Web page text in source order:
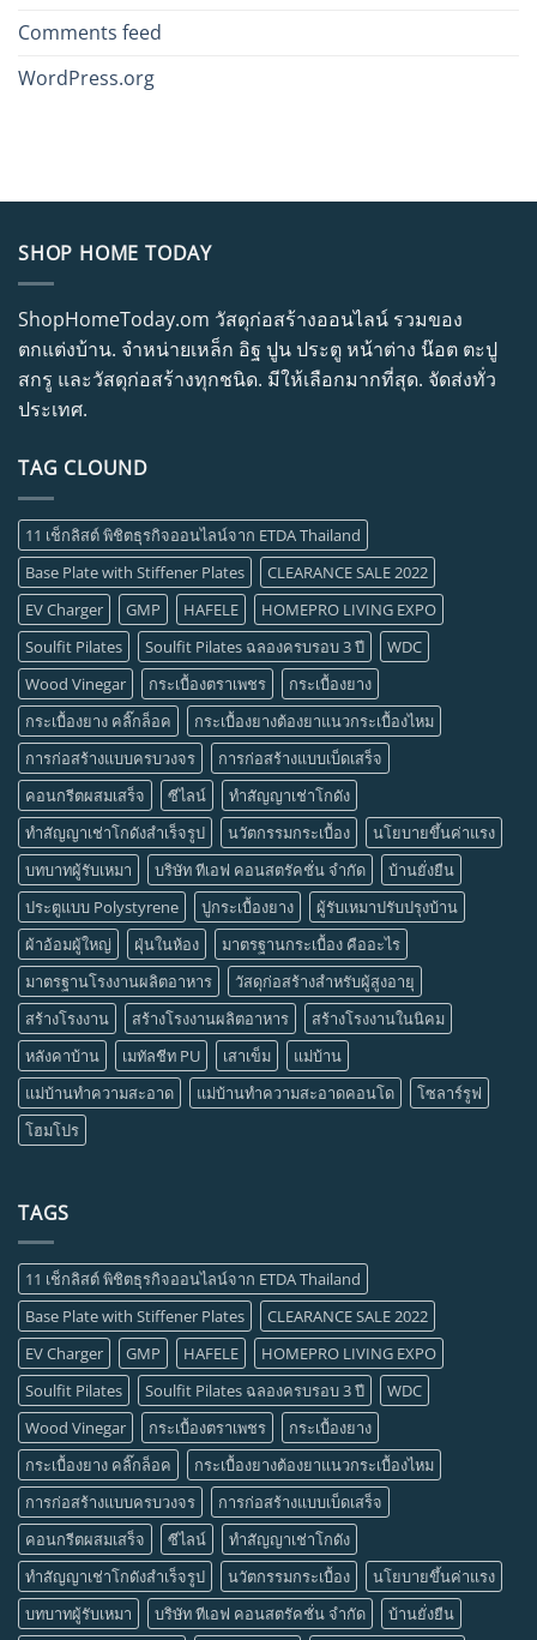
Comments feed
WordPress.org
SHOP HOME TODAY
ShopHomeToday.om วัสดุก่อสร้างออนไลน์ รวมของ
ตกแต่งบ้าน. จำหน่ายเหล็ก อิฐ ปูน ประตู หน้าต่าง น๊อต ตะปู
สกรู และวัสดุก่อสร้างทุกชนิด. มีให้เลือกมากที่สุด. จัดส่งทั่ว
ประเทศ.
TAG CLOUND
11 เช็กลิสต์ พิชิตธุรกิจออนไลน์จาก ETDA Thailand
Base Plate with Stiffener Plates
CLEARANCE SALE 2022
EV Charger
GMP HAFELE
HOMEPRO LIVING EXPO
Soulfit Pilates
Soulfit Pilates ฉลองครบรอบ 3 ปี
WDC
Wood Vinegar
กระเบื้องตราเพชร
กระเบื้องยาง
กระเบื้องยาง คลิ๊กล็อค
กระเบื้องยางต้องยาแนวกระเบื้องไหม
การก่อสร้างแบบครบวงจร
การก่อสร้างแบบเบ็ดเสร็จ
คอนกรีตผสมเสร็จ
ซีไลน์
ทำสัญญาเช่าโกดัง
ทำสัญญาเช่าโกดังสำเร็จรูป
นวัตกรรมกระเบื้อง
นโยบายขึ้นค่าแรง
บทบาทผู้รับเหมา
บริษัท ทีเอฟ คอนสตรัคชั่น จำกัด
บ้านยั่งยืน
ประตูแบบ Polystyrene
ปูกระเบื้องยาง
ผู้รับเหมาปรับปรุงบ้าน
ผ้าอ้อมผู้ใหญ่
ฝุ่นในห้อง
มาตรฐานกระเบื้อง คืออะไร
มาตรฐานโรงงานผลิตอาหาร
วัสดุก่อสร้างสำหรับผู้สูงอายุ
สร้างโรงงาน
สร้างโรงงานผลิตอาหาร
สร้างโรงงานในนิคม
หลังคาบ้าน
เมทัลชีท PU เสาเข็ม
แม่บ้าน
แม่บ้านทำความสะอาด
แม่บ้านทำความสะอาดคอนโด
โซลาร์รูฟ
โฮมโปร
TAGS
11 เช็กลิสต์ พิชิตธุรกิจออนไลน์จาก ETDA Thailand
Base Plate with Stiffener Plates
CLEARANCE SALE 2022
EV Charger
GMP HAFELE
HOMEPRO LIVING EXPO
Soulfit Pilates
Soulfit Pilates ฉลองครบรอบ 3 ปี
WDC
Wood Vinegar
กระเบื้องตราเพชร
กระเบื้องยาง
กระเบื้องยาง คลิ๊กล็อค
กระเบื้องยางต้องยาแนวกระเบื้องไหม
การก่อสร้างแบบครบวงจร
การก่อสร้างแบบเบ็ดเสร็จ
คอนกรีตผสมเสร็จ
ซีไลน์
ทำสัญญาเช่าโกดัง
ทำสัญญาเช่าโกดังสำเร็จรูป
นวัตกรรมกระเบื้อง
นโยบายขึ้นค่าแรง
บทบาทผู้รับเหมา
บริษัท ทีเอฟ คอนสตรัคชั่น จำกัด บ้านยั่งยืน